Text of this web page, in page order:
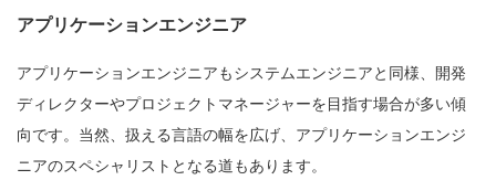
アプリケーションエンジニア
アプリケーションエンジニアもシステムエンジニアと同様、開発
ディレクターやプロジェクトマネージャーを目指す場合が多い傾
向です。当然、扱える言語の幅を広げ、アプリケーションエンジ
ニアのスペシャリストとなる道もあります。